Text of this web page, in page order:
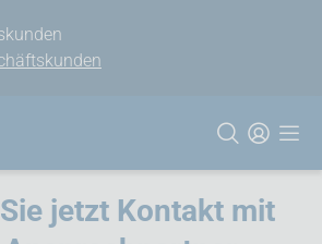
jetzt Kontakt mit